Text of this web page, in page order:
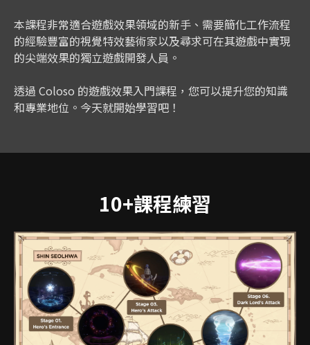
本課程非常適合遊戲效果領域的新手、需要簡化工作流程
的經驗豐富的視覺特效藝術家以及尋求可在其遊戲中實現
的尖端效果的獨立遊戲開發人員。
透過 Coloso 的遊戲效果入門課程，您可以提升您的知識
和專業地位。今天就開始學習吧！
10+課程練習